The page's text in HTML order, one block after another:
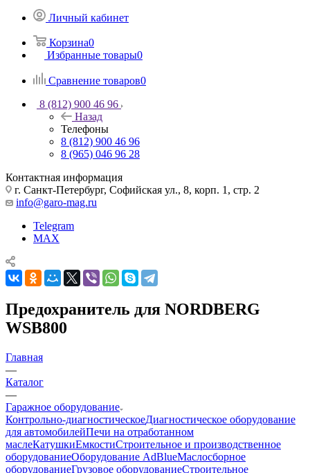
Личный кабинет
Корзина0
Избранные товары0
Сравнение товаров0
8 (812) 900 46 96
Назад
Телефоны
8 (812) 900 46 96
8 (965) 046 96 28
Контактная информация
г. Санкт-Петербург, Софийская ул., 8, корп. 1, стр. 2
info@garo-mag.ru
Telegram
MAX
Предохранитель для NORDBERG
WSB800
Главная
—
Каталог
—
Гаражное оборудование
Контрольно-диагностическоеДиагностическое оборудование
для автомобилейПечи на отработанном
маслеКатушкиЕмкостиСтроительное и производственное
оборудованиеОборудование AdBlueМаслосборное
оборудованиеГрузовое оборудованиеСтроительное